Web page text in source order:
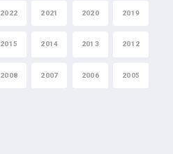
2022 2021 2020 2019
2015 2014 2013 2012
2008 2007 2006 2005